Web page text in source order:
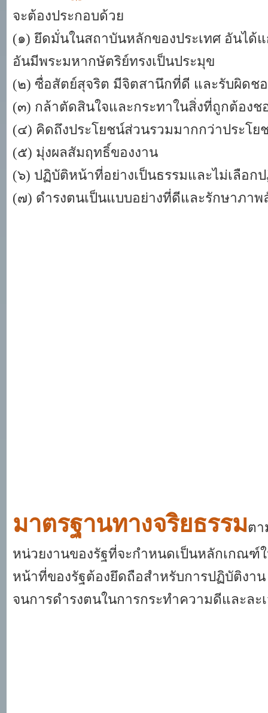
จะต้องประกอบด้วย
(๑) ยึดมั่นในสถาบันหลักของประเทศ อันได้
อันมีพระมหากษัตริย์ทรงเป็นประมุข
(๒) ซื่อสัตย์สุจริต มีจิตสานึกที่ดี และรับผิดช
(๓) กล้าตัดสินใจและกระทาในสิ่งที่ถูกต้องช
(๔) คิดถึงประโยชน์ส่วนรวมมากกว่าประโ
(๕) มุ่งผลสัมฤทธิ์ของงาน
(๖) ปฏิบัติหน้าที่อย่างเป็นธรรมและไม่เลือก
(๗) ดำรงตนเป็นแบบอย่างที่ดีและรักษาภา
มาตรฐานทางจริยธรรมตา
หน่วยงานของรัฐที่จะกำหนดเป็นหลักเกณฑ์
หน้าที่ของรัฐต้องยึดถือสำหรับการปฏิบัติงา
จนการดำรงตนในการกระทำความดีและละ